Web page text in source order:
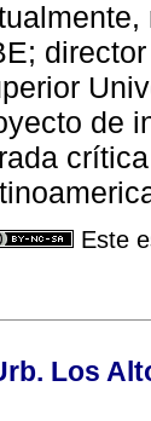
de
Este
Los